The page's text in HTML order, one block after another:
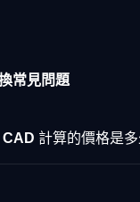
常見問題
計算的價格是多